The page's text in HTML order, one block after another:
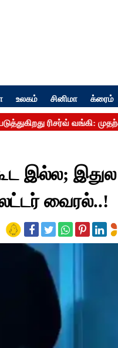
உலகம் சினிமா க்ரைம்
இல்ல; இதுல
வைரல்..!